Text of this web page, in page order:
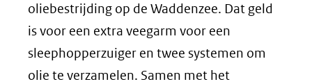
oliebestrijding op de Waddenzee. Dat geld
is voor een extra veegarm voor een
sleephopperzuiger en twee systemen om
olie te verzamelen. Samen met het